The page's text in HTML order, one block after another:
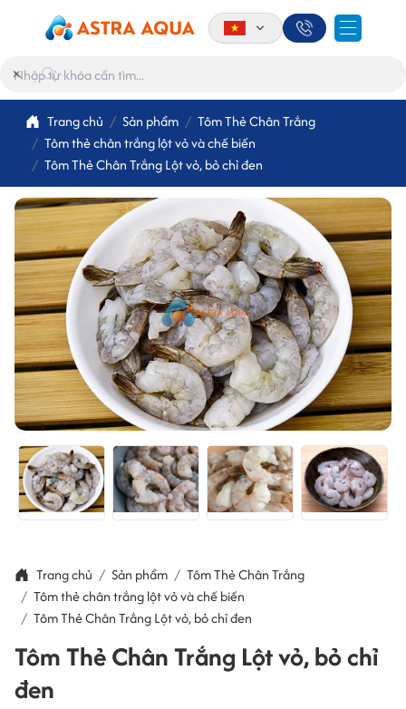
×
Trang chủ Sản phẩm
Tôm Thẻ Chân Trắng
Tôm thẻ chân trắng lột vỏ và chế biến
Tôm Thẻ Chân Trắng Lột vỏ, bỏ chỉ đen
Trang chủ Sản phẩm
Tôm Thẻ Chân Trắng
Tôm thẻ chân trắng lột vỏ và chế biến
Tôm Thẻ Chân Trắng Lột vỏ, bỏ chỉ đen
Tôm Thẻ Chân Trắng Lột vỏ, bỏ chỉ
đen